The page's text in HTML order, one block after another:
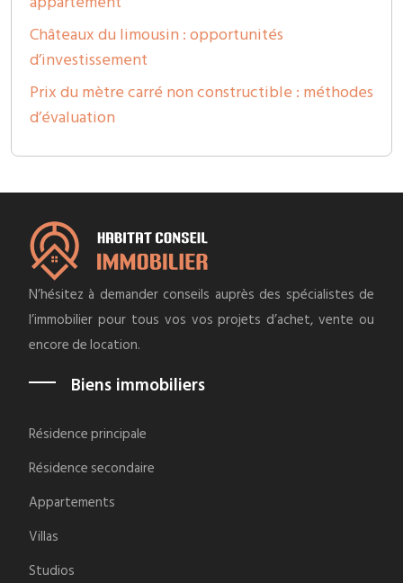
Châteaux du limousin : opportunités
d’investissement
Prix du mètre carré non constructible : méthodes
d’évaluation
N’hésitez à demander conseils auprès des spécialistes de
l’immobilier pour tous vos vos projets d’achet, vente ou
encore de location.
Biens immobiliers
Résidence principale
Résidence secondaire
Appartements
Villas
Studios